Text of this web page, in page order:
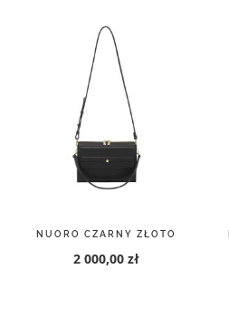
NUORO CZARNY ZŁOTO
2 000,00 zł